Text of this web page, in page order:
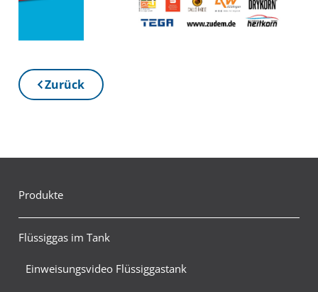
Zurück
Produkte
Flüssiggas im Tank
Einweisungsvideo Flüssiggastank